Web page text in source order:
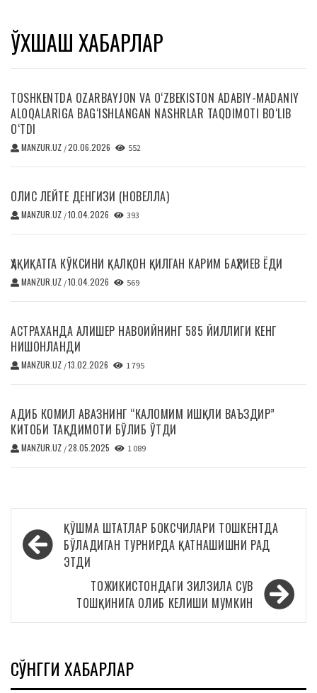
ЎХШАШ ХАБАРЛАР
TOSHKENTDA OZARBAYJON VA O‘ZBEKISTON ADABIY-MADANIY
ALOQALARIGA BAG‘ISHLANGAN NASHRLAR TAQDIMOTI BO‘LIB
O‘TDI
MANZUR.UZ /20.06.2026 552
ОЛИС ЛЕЙТЕ ДЕНГИЗИ (НОВЕЛЛА)
MANZUR.UZ /10.04.2026 393
ҲАҚИҚАТГА КЎКСИНИ ҚАЛҚОН ҚИЛГАН КАРИМ БАҲРИЕВ ЁДИ
MANZUR.UZ /10.04.2026 569
АСТРАХАНДА АЛИШЕР НАВОИЙНИНГ 585 ЙИЛЛИГИ КЕНГ
НИШОНЛАНДИ
MANZUR.UZ /13.02.2026 1 795
АДИБ КОМИЛ АВАЗНИНГ “КАЛОМИМ ИШҚЛИ ВАЪЗДИР”
КИТОБИ ТАҚДИМОТИ БЎЛИБ ЎТДИ
MANZUR.UZ /28.05.2025 1 089
Навигация
по
записям
ҚЎШМА ШТАТЛАР БОКСЧИЛАРИ ТОШКЕНТДА
БЎЛАДИГАН ТУРНИРДА ҚАТНАШИШНИ РАД
ЭТДИ
ТОЖИКИСТОНДАГИ ЗИЛЗИЛА СУВ
ТОШҚИНИГА ОЛИБ КЕЛИШИ МУМКИН
СЎНГГИ ХАБАРЛАР